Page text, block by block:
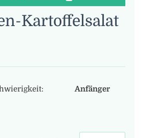
Kartoffelsalat
Anfänger